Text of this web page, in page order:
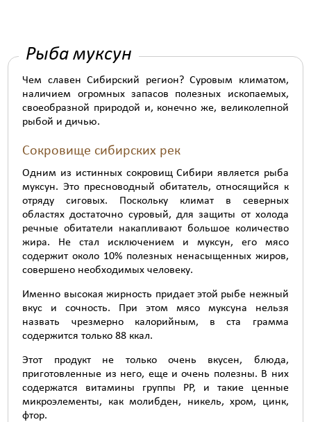
Рыба муксун
Чем славен Сибирский регион? Суровым климатом,
наличием огромных запасов полезных ископаемых,
своеобразной природой и, конечно же, великолепной
рыбой и дичью.
Сокровище сибирских рек
Одним из истинных сокровищ Сибири является рыба
муксун. Это пресноводный обитатель, относящийся к
отряду сиговых. Поскольку климат в северных
областях достаточно суровый, для защиты от холода
речные обитатели накапливают большое количество
жира. Не стал исключением и муксун, его мясо
содержит около 10% полезных ненасыщенных жиров,
совершено необходимых человеку.
Именно высокая жирность придает этой рыбе нежный
вкус и сочность. При этом мясо муксуна нельзя
назвать чрезмерно калорийным, в ста грамма
содержится только 88 ккал.
Этот продукт не только очень вкусен, блюда,
приготовленные из него, еще и очень полезны. В них
содержатся витамины группы PP, и такие ценные
микроэлементы, как молибден, никель, хром, цинк,
фтор.